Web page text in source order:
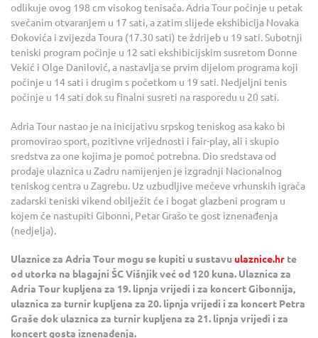
odlikuje ovog 198 cm visokog tenisača. Adria Tour počinje u petak
svečanim otvaranjem u 17 sati, a zatim slijede ekshibicija Novaka
Đokovića i zvijezda Toura (17.30 sati) te ždrijeb u 19 sati. Subotnji
teniski program počinje u 12 sati ekshibicijskim susretom Donne
Vekić i Olge Danilović, a nastavlja se prvim dijelom programa koji
počinje u 14 sati i drugim s početkom u 19 sati. Nedjeljni tenis
počinje u 14 sati dok su finalni susreti na rasporedu u 20 sati.
Adria Tour nastao je na inicijativu srpskog teniskog asa kako bi
promovirao sport, pozitivne vrijednosti i fair-play, ali i skupio
sredstva za one kojima je pomoć potrebna. Dio sredstava od
prodaje ulaznica u Zadru namijenjen je izgradnji Nacionalnog
teniskog centra u Zagrebu. Uz uzbudljive mečeve vrhunskih igrača
zadarski teniski vikend obilježit će i bogat glazbeni program u
kojem će nastupiti Gibonni, Petar Grašo te gost iznenađenja
(nedjelja).
Ulaznice za Adria Tour mogu se kupiti u sustavu ulaznice.hr te
od utorka na blagajni ŠC Višnjik već od 120 kuna. Ulaznica za
Adria Tour kupljena za 19. lipnja vrijedi i za koncert Gibonnija,
ulaznica za turnir kupljena za 20. lipnja vrijedi i za koncert Petra
Graše dok ulaznica za turnir kupljena za 21. lipnja vrijedi i za
koncert gosta iznenađenja.